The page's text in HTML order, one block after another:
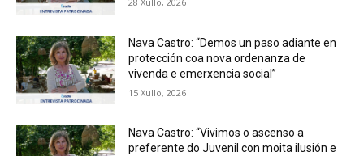
Nava Castro: “Demos un paso adiante en
protección coa nova ordenanza de
vivenda e emerxencia social”
15 Xullo, 2026
Nava Castro: “Vivimos o ascenso a
preferente do Juvenil con moita ilusión e